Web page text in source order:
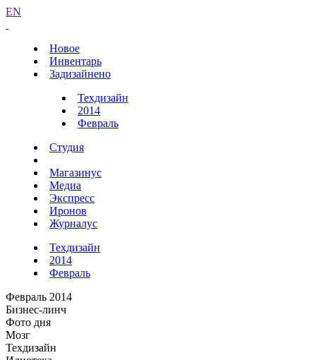
EN
Новое
Инвентарь
Задизайнено
Техдизайн
2014
Февраль
Студия
Магазинус
Медиа
Экспресс
Иронов
Журналус
Техдизайн
2014
Февраль
Февраль 2014
Бизнес-линч
Фото дня
Мозг
Техдизайн